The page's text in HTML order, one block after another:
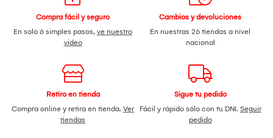
Compra fácil y seguro
En solo 6 simples pasos, ve nuestro
video
Cambios y devoluciones
En nuestras 26 tiendas a nivel
nacional
Retiro en tienda
Compra online y retira en tienda. Ver
tiendas
Sigue tu pedido
Fácil y rápido sólo con tu DNI. Seguir
pedido